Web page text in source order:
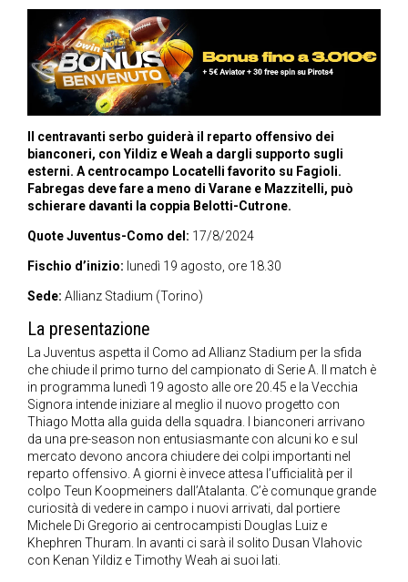
Il centravanti serbo guiderà il reparto offensivo dei
bianconeri, con Yildiz e Weah a dargli supporto sugli
esterni. A centrocampo Locatelli favorito su Fagioli.
Fabregas deve fare a meno di Varane e Mazzitelli, può
schierare davanti la coppia Belotti-Cutrone.
Quote Juventus-Como del: 17/8/2024
Fischio d’inizio: lunedì 19 agosto, ore 18.30
Sede: Allianz Stadium (Torino)
La presentazione
La Juventus aspetta il Como ad Allianz Stadium per la sfida
che chiude il primo turno del campionato di Serie A. Il match è
in programma lunedì 19 agosto alle ore 20.45 e la Vecchia
Signora intende iniziare al meglio il nuovo progetto con
Thiago Motta alla guida della squadra. I bianconeri arrivano
da una pre-season non entusiasmante con alcuni ko e sul
mercato devono ancora chiudere dei colpi importanti nel
reparto offensivo. A giorni è invece attesa l’ufficialità per il
colpo Teun Koopmeiners dall’Atalanta. C’è comunque grande
curiosità di vedere in campo i nuovi arrivati, dal portiere
Michele Di Gregorio ai centrocampisti Douglas Luiz e
Khephren Thuram. In avanti ci sarà il solito Dusan Vlahovic
con Kenan Yildiz e Timothy Weah ai suoi lati.